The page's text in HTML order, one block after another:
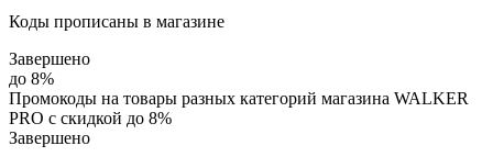
Коды прописаны в магазине
Завершено
до 8%
Промокоды на товары разных категорий магазина WALKER
PRO с скидкой до 8%
Завершено